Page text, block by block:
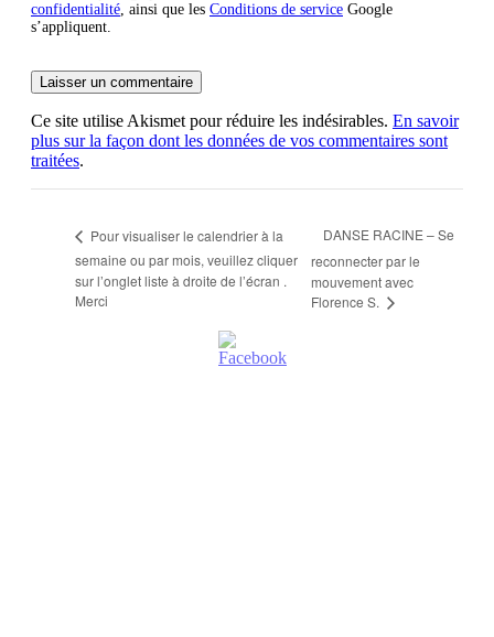
confidentialité , ainsi que les Conditions de service Google
s’appliquent.
Ce site utilise Akismet pour réduire les indésirables. En savoir
plus sur la façon dont les données de vos commentaires sont
traitées.
Pour visualiser le calendrier à la
semaine ou par mois, veuillez cliquer
sur l’onglet liste à droite de l’écran .
Merci
DANSE RACINE – Se
reconnecter par le
mouvement avec
Florence S.